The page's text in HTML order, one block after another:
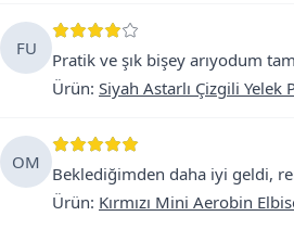
FU
Pratik ve şık bişey arıyodum
Ürün: Siyah Astarlı Çizgili Yelek
OM
Beklediğimden daha iyi geldi,
Ürün: Kırmızı Mini Aerobin